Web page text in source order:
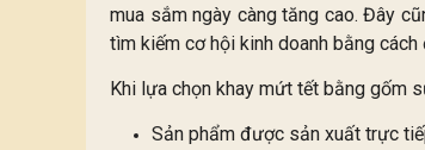
mua sắm ngày càng tăng cao. Đây
tìm kiếm cơ hội kinh doanh bằng
Khi lựa chọn khay mứt tết bằng gốm
Sản phẩm được sản xuất trực